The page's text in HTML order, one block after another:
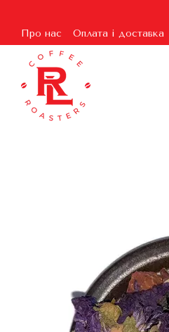
Про нас Оплата і доставка
Угода користувача